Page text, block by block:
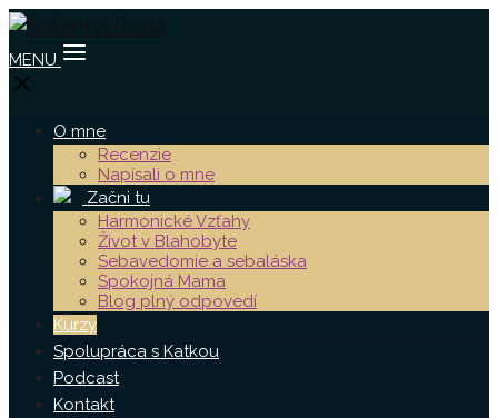
MENU
O mne
Recenzie
Napísali o mne
Začni tu
Harmonické Vzťahy
Život v Blahobyte
Sebavedomie a sebaláska
Spokojná Mama
Blog plný odpovedí
Kurzy
Spolupráca s Katkou
Podcast
Kontakt